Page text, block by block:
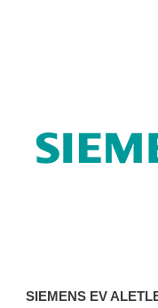
SIEMENS EV